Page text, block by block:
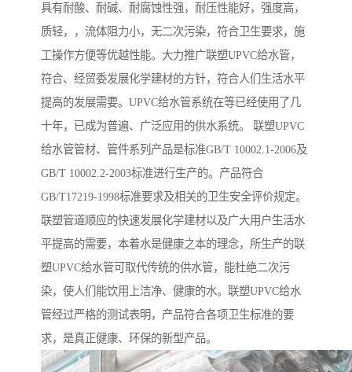
具有耐酸、耐碱、耐腐蚀性强，耐压性能好，强度高，
质轻，，流体阻力小，无二次污染，符合卫生要求，施
工操作方便等优越性能。大力推广联塑UPVC给水管，
符合、经贸委发展化学建材的方针，符合人们生活水平
提高的发展需要。UPVC给水管系统在等已经使用了几
十年，已成为普遍、广泛应用的供水系统。 联塑UPVC
给水管管材、管件系列产品是标准GB/T 10002.1-2006及
GB/T 10002.2-2003标准进行生产的。产品符合
GB/T17219-1998标准要求及相关的卫生安全评价规定。
联塑管道顺应的快速发展化学建材以及广大用户生活水
平提高的需要，本着水是健康之本的理念，所生产的联
塑UPVC给水管可取代传统的供水管，能杜绝二次污
染，使人们能饮用上洁净、健康的水。联塑UPVC给水
管经过严格的测试表明，产品符合各项卫生标准的要
求，是真正健康、环保的新型产品。